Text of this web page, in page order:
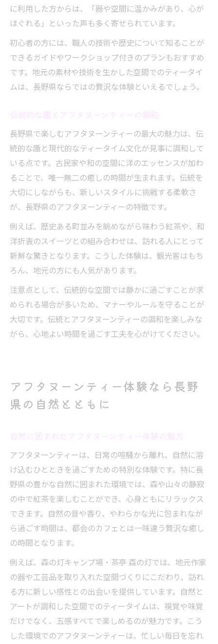
に利用した方からは、「器や空間に温かみがあり、心が
ほぐれる」といった声も多く寄せられています。
初心者の方には、職人の技術や歴史について知ることが
できるガイドやワークショップ付きのプランもおすすめ
です。地元の素材や技術を生かした空間でのティータイ
ムは、長野県ならではの贅沢な体験といえるでしょう。
長野県で楽しむアフタヌーンティーの最大の魅力は、伝
統的な趣と現代的なティータイム文化が見事に調和して
いる点です。古民家や和の空間に洋のエッセンスが加わ
ることで、唯一無二の癒しの時間が生まれます。伝統を
大切にしながらも、新しいスタイルに挑戦する柔軟さ
が、長野県のアフタヌーンティーの特徴です。
例えば、歴史ある町並みを眺めながら味わう紅茶や、和
洋折衷のスイーツとの組み合わせは、訪れる人にとって
新鮮な驚きとなります。こうした体験は、観光客はもち
ろん、地元の方にも人気があります。
注意点として、伝統的な空間では静かに過ごすことが求
められる場合が多いため、マナーやルールを守ることが
大切です。伝統とアフタヌーンティーの調和を楽しみな
がら、心地よい時間を過ごす工夫を心がけてください。
アフタヌーンティー体験なら長野
県の自然とともに
アフタヌーンティーは、日常の喧騒から離れ、自然に溶
け込むひとときを過ごすための特別な体験です。特に長
野県の豊かな自然に囲まれた環境では、森や山々の静寂
の中で紅茶を楽しむことができ、心身ともにリラックス
できます。自然の音や香り、やわらかな光に包まれなが
ら過ごす時間は、都会のカフェとは一味違う贅沢な癒し
の時間となります。
例えば、森の灯キャンプ場・茶亭 森の灯では、地元作家
の器や工芸品を取り入れた空間づくりにこだわり、訪れ
る方に新しい感性との出会いを提供しています。自然と
アートが調和した空間でのティータイムは、視覚や味覚
だけでなく、五感すべてで楽しめるのが魅力です。こう
した環境でのアフタヌーンティーは、忙しい毎日を忘れ